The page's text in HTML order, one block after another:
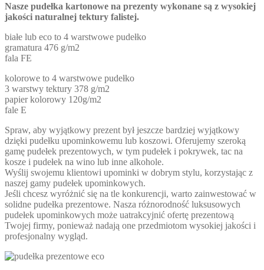
Nasze pudełka kartonowe na prezenty wykonane są z wysokiej
jakości naturalnej tektury falistej.
białe lub eco to 4 warstwowe pudełko
gramatura 476 g/m2
fala FE
kolorowe to 4 warstwowe pudełko
3 warstwy tektury 378 g/m2
papier kolorowy 120g/m2
fale E
Spraw, aby wyjątkowy prezent był jeszcze bardziej wyjątkowy
dzięki pudełku upominkowemu lub koszowi. Oferujemy szeroką
gamę pudełek prezentowych, w tym pudełek i pokrywek, tac na
kosze i pudełek na wino lub inne alkohole.
Wyślij swojemu klientowi upominki w dobrym stylu, korzystając z
naszej gamy pudełek upominkowych.
Jeśli chcesz wyróżnić się na tle konkurencji, warto zainwestować w
solidne pudełka prezentowe. Nasza różnorodność luksusowych
pudełek upominkowych może uatrakcyjnić ofertę prezentową
Twojej firmy, ponieważ nadają one przedmiotom wysokiej jakości i
profesjonalny wygląd.